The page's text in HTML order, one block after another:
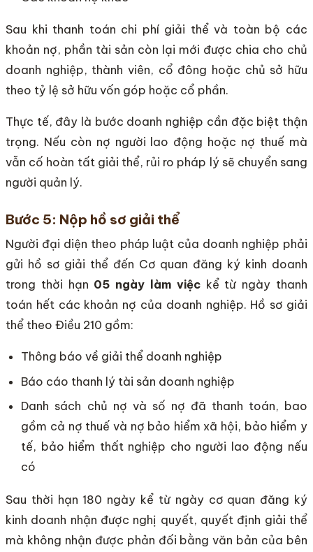
Sau khi thanh toán chi phí giải thể và toàn bộ các
khoản nợ, phần tài sản còn lại mới được chia cho chủ
doanh nghiệp, thành viên, cổ đông hoặc chủ sở hữu
theo tỷ lệ sở hữu vốn góp hoặc cổ phần.
Thực tế, đây là bước doanh nghiệp cần đặc biệt thận
trọng. Nếu còn nợ người lao động hoặc nợ thuế mà
vẫn cố hoàn tất giải thể, rủi ro pháp lý sẽ chuyển sang
người quản lý.
Bước 5: Nộp hồ sơ giải thể
Người đại diện theo pháp luật của doanh nghiệp phải
gửi hồ sơ giải thể đến Cơ quan đăng ký kinh doanh
trong thời hạn 05 ngày làm việckể từ ngày thanh
toán hết các khoản nợ của doanh nghiệp. Hồ sơ giải
thể theo Điều 210 gồm:
Thông báo về giải thể doanh nghiệp
Báo cáo thanh lý tài sản doanh nghiệp
Danh sách chủ nợ và số nợ đã thanh toán, bao
gồm cả nợ thuế và nợ bảo hiểm xã hội, bảo hiểm y
tế, bảo hiểm thất nghiệp cho người lao động nếu
có
Sau thời hạn 180 ngày kể từ ngày cơ quan đăng ký
kinh doanh nhận được nghị quyết, quyết định giải thể
mà không nhận được phản đối bằng văn bản của bên